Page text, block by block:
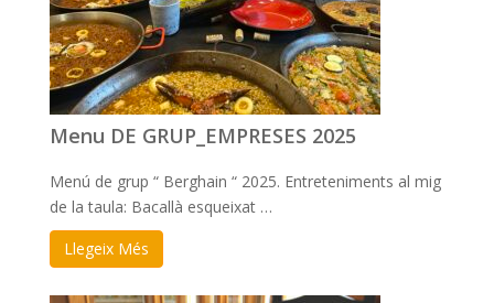
Menu DE GRUP_EMPRESES 2025
Menú de grup “ Berghain “ 2025. Entreteniments al mig
de la taula: Bacallà esqueixat …
Llegeix Més